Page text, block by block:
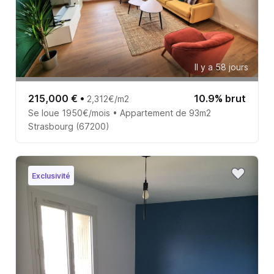
Il y a 58 jours
215,000 € • 2,312€/m2 10.9% brut
Se loue 1950€/mois • Appartement de 93m2
Strasbourg (67200)
Exclusivité